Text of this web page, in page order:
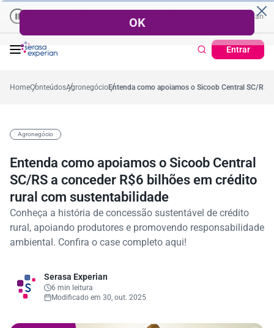
Empresas | Recuperação de Crédito Percentual médio no ano
Entrar
57,2% Cartão de Crédito | Cadastro
HomeConteúdosAgronegócioEntenda como apoiamos o Sicoob Central SC/
Agronegócio
Entenda como apoiamos o Sicoob Central
SC/RS a conceder R$6 bilhões em crédito
rural com sustentabilidade
Conheça a história de concessão sustentável de crédito
rural, apoiando produtores e promovendo responsabilidade
ambiental. Confira o case completo aqui!
Serasa Experian
6 min leitura
Modificado em 30, out. 2025